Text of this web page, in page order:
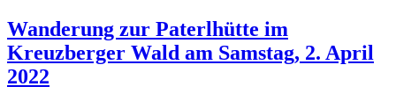
Wanderung zur Paterlhütte im
Kreuzberger Wald am Samstag, 2. April
2022